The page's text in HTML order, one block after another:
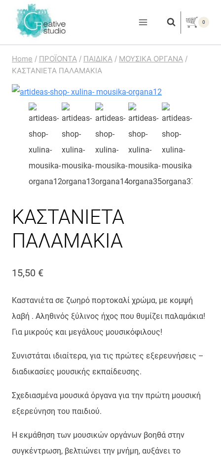
content
0
Home / ΠΡΟΪΟΝΤΑ / ΠΑΙΔΙΚΑ / ΜΟΥΣΙΚΑ ΟΡΓΑΝΑ /
ΚΑΣΤΑΝΙΕΤΑ ΠΑΛΑΜΑΚΙΑ
ΚΑΣΤΑΝΙΕΤΑ
ΠΑΛΑΜΑΚΙΑ
15,50 €
Καστανιέτα σε ζωηρό πορτοκαλί χρώμα, με κομψή
λαβή . Αληθινός ξύλινος ήχος που θυμίζει παλαμάκια!
Για μικρούς και μεγάλους μουσικόφιλους!
Συνιστάται ιδιαίτερα, για τις πρώτες εξερευνήσεις –
διαδικασίες μουσικής εκπαίδευσης.
Σχεδιασμένα μουσικά όργανα για την πρώτη μουσική
εξερεύνηση του παιδιού.
Η εκμάθηση των μουσικών οργάνων βοηθά στην
συγκέντρωση, βελτιώνει την μνήμη, αυξάνει το